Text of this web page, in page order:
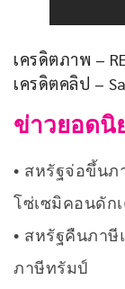
เครดิตภาพ –
เครดิตคลิป –
ข่าวยอดนิ
สหรัฐจ่อขึ้นภ
โซ่เซมิคอนดัก
สหรัฐคืนภาษี
ภาษีทรัมป์